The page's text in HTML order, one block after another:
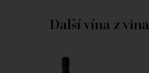
Další vína z